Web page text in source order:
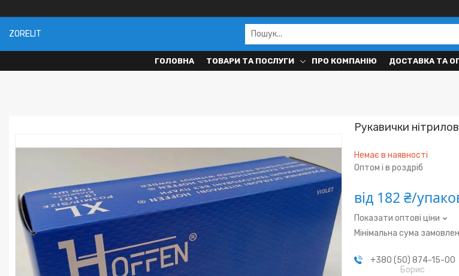
ZORELIT
ГОЛОВНА ТОВАРИ ТА ПОСЛУГИ ПРО КОМПАНІЮ ДОСТАВКА ТА
Рукавички
Немає в наявності
Оптом і в роздріб
від 182 ₴/
Показати оптові ціни
Мінімальна сума
+380 (50) 874-15-00
Борис